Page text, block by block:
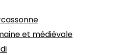
et médiévale